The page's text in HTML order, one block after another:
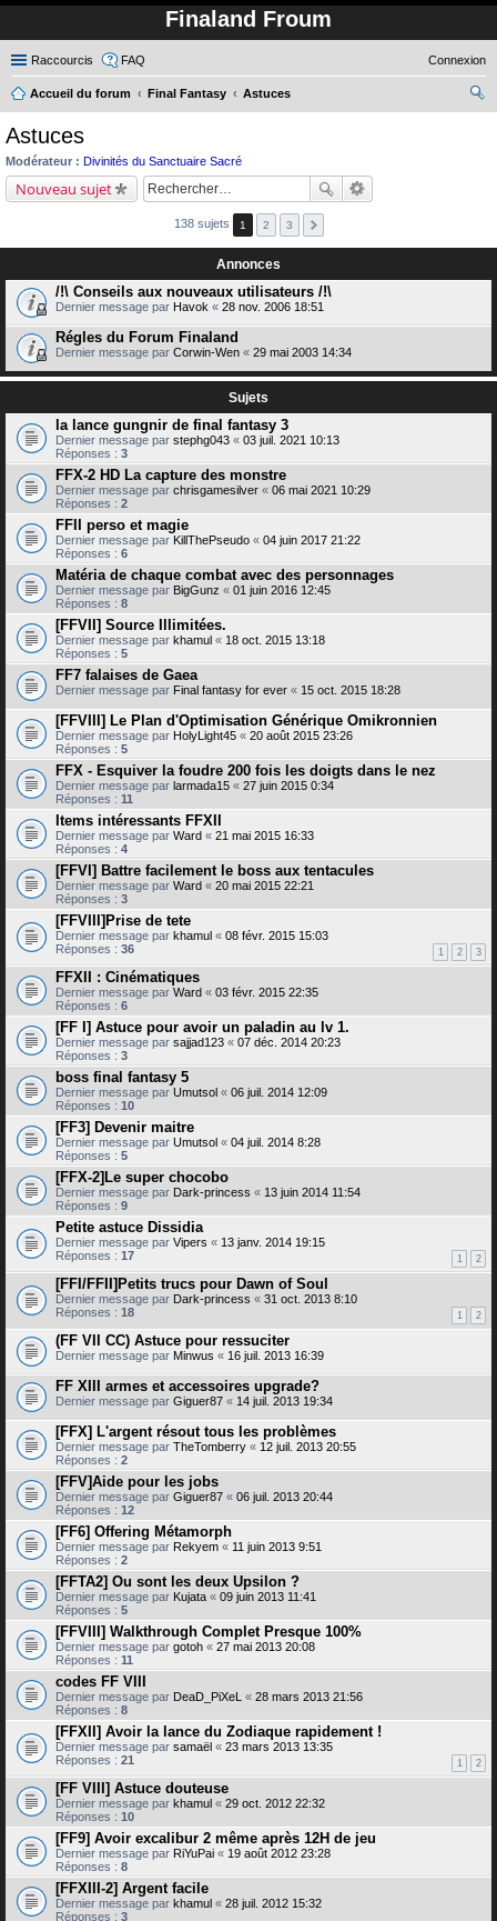
Finaland Froum
Raccourcis FAQ Connexion
Accueil du forum Final Fantasy
Astuces
Astuces
Modérateur : Divinités du Sanctuaire Sacré
Nouveau sujet
138 sujets 1 2 3
Annonces
/!\ Conseils aux nouveaux utilisateurs /!\
Dernier message par Havok « 28 nov. 2006 18:51
Régles du Forum Finaland
Dernier message par Corwin-Wen « 29 mai 2003 14:34
Sujets
la lance gungnir de final fantasy 3
Dernier message par stephg043 « 03 juil. 2021 10:13
Réponses : 3
FFX-2 HD La capture des monstre
Dernier message par chrisgamesilver « 06 mai 2021 10:29
Réponses : 2
FFII perso et magie
Dernier message par KillThePseudo « 04 juin 2017 21:22
Réponses : 6
Matéria de chaque combat avec des personnages
Dernier message par BigGunz « 01 juin 2016 12:45
Réponses : 8
[FFVII] Source Illimitées.
Dernier message par khamul « 18 oct. 2015 13:18
Réponses : 5
FF7 falaises de Gaea
Dernier message par Final fantasy for ever « 15 oct. 2015 18:28
[FFVIII] Le Plan d'Optimisation Générique Omikronnien
Dernier message par HolyLight45 « 20 août 2015 23:26
Réponses : 5
FFX - Esquiver la foudre 200 fois les doigts dans le nez
Dernier message par larmada15 « 27 juin 2015 0:34
Réponses : 11
Items intéressants FFXII
Dernier message par Ward « 21 mai 2015 16:33
Réponses : 4
[FFVI] Battre facilement le boss aux tentacules
Dernier message par Ward « 20 mai 2015 22:21
Réponses : 3
[FFVIII]Prise de tete
Dernier message par khamul « 08 févr. 2015 15:03
Réponses : 36 1 2 3
FFXII : Cinématiques
Dernier message par Ward « 03 févr. 2015 22:35
Réponses : 6
[FF I] Astuce pour avoir un paladin au lv 1.
Dernier message par sajjad123 « 07 déc. 2014 20:23
Réponses : 3
boss final fantasy 5
Dernier message par Umutsol « 06 juil. 2014 12:09
Réponses : 10
[FF3] Devenir maitre
Dernier message par Umutsol « 04 juil. 2014 8:28
Réponses : 5
[FFX-2]Le super chocobo
Dernier message par Dark-princess « 13 juin 2014 11:54
Réponses : 9
Petite astuce Dissidia
Dernier message par Vipers « 13 janv. 2014 19:15
Réponses : 17 1 2
[FFI/FFII]Petits trucs pour Dawn of Soul
Dernier message par Dark-princess « 31 oct. 2013 8:10
Réponses : 18 1 2
(FF VII CC) Astuce pour ressuciter
Dernier message par Minwus « 16 juil. 2013 16:39
FF XIII armes et accessoires upgrade?
Dernier message par Giguer87 « 14 juil. 2013 19:34
[FFX] L'argent résout tous les problèmes
Dernier message par TheTomberry « 12 juil. 2013 20:55
Réponses : 2
[FFV]Aide pour les jobs
Dernier message par Giguer87 « 06 juil. 2013 20:44
Réponses : 12
[FF6] Offering Métamorph
Dernier message par Rekyem « 11 juin 2013 9:51
Réponses : 2
[FFTA2] Ou sont les deux Upsilon ?
Dernier message par Kujata « 09 juin 2013 11:41
Réponses : 5
[FFVIII] Walkthrough Complet Presque 100%
Dernier message par gotoh « 27 mai 2013 20:08
Réponses : 11
codes FF VIII
Dernier message par DeaD_PiXeL « 28 mars 2013 21:56
Réponses : 8
[FFXII] Avoir la lance du Zodiaque rapidement !
Dernier message par samaël « 23 mars 2013 13:35
Réponses : 21 1 2
[FF VIII] Astuce douteuse
Dernier message par khamul « 29 oct. 2012 22:32
Réponses : 10
[FF9] Avoir excalibur 2 même après 12H de jeu
Dernier message par RiYuPai « 19 août 2012 23:28
Réponses : 8
[FFXIII-2] Argent facile
Dernier message par khamul « 28 juil. 2012 15:32
Réponses : 3